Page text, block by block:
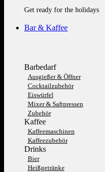
Get ready for the holidays
Bar & Kaffee
Barbedarf
Ausgießer & Öffner
Cocktailzubehör
Eiswürfel
Mixer & Saftpressen
Zubehör
Kaffee
Kaffeemaschinen
Kaffeezubehör
Drinks
Bier
Heißgetränke